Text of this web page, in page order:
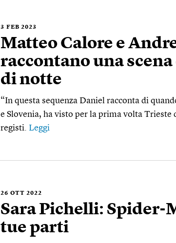
3 FEB 2023
Matteo Calore e
raccontano una
di notte
“In questa sequenza Daniel racconta di
e Slovenia, ha visto per la prima volta Trieste
registi. Leggi
26 OTT 2022
Sara Pichelli: Spider-
tue parti